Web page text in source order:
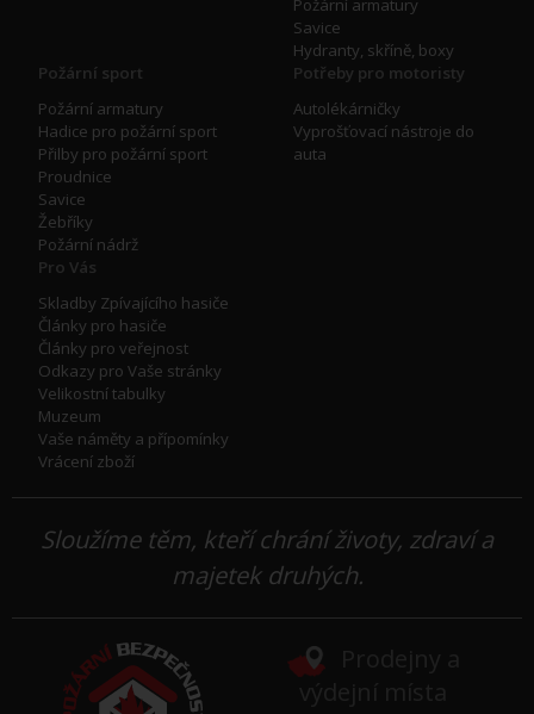
Požární armatury
Savice
Hydranty, skříně, boxy
Požární sport
Požární armatury
Hadice pro požární sport
Přilby pro požární sport
Proudnice
Savice
Žebříky
Požární nádrž
Potřeby pro motoristy
Autolékárničky
Vyprošťovací nástroje do
auta
Pro Vás
Skladby Zpívajícího hasiče
Články pro hasiče
Články pro veřejnost
Odkazy pro Vaše stránky
Velikostní tabulky
Muzeum
Vaše náměty a přípomínky
Vrácení zboží
Sloužíme těm, kteří chrání životy, zdraví a
majetek druhých.